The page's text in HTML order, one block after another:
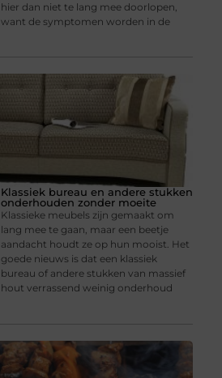
hier dan niet te lang mee doorlopen,
want de symptomen worden in de
Klassiek bureau en andere stukken
onderhouden zonder moeite
Klassieke meubels zijn gemaakt om
lang mee te gaan, maar een beetje
aandacht houdt ze op hun mooist. Het
goede nieuws is dat een klassiek
bureau of andere stukken van massief
hout verrassend weinig onderhoud